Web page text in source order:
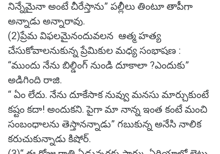
నిన్నేమైనా అంటే చీరేస్తాను” పల్లీలు తింటూ తాపీగా
అన్నాడు అన్నారావు.
(2)ప్రేమ విఫలమైనందువలన ఆత్మ హత్య
చేసుకోవాలనుకున్న ప్రేమికుల మధ్య సంభాషణ :
“ముందు నేను బిల్డింగ్ నుండి దూకాలా ?ఎందుకు”
అడిగింది రాజి.
“ ఏం లేదు. నేను దూకేసాక నువ్వు మనసు మార్చుకుంటే
కష్టం కదా! అందుకని. పైగా మా నాన్న ఇంత కంటే మంచి
సంబంధాలను తెస్తానన్నాడు” గబుకున్న అనేసి నాలిక
కరుచుకున్నాడు కిషోర్.